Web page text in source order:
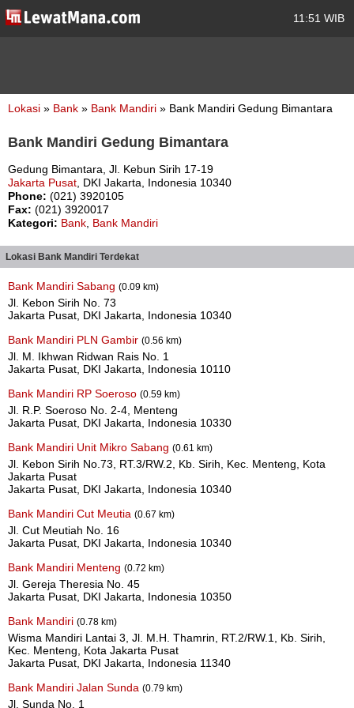
11:51 WIB
Lokasi » Bank » Bank Mandiri » Bank Mandiri Gedung Bimantara
Bank Mandiri Gedung Bimantara
Gedung Bimantara, Jl. Kebun Sirih 17-19
Jakarta Pusat , DKI Jakarta, Indonesia 10340
Phone: (021) 3920105
Fax: (021) 3920017
Kategori: Bank Bank Mandiri
Lokasi Bank Mandiri Terdekat
Bank Mandiri Sabang (0.09 km)
Jl. Kebon Sirih No. 73
Jakarta Pusat, DKI Jakarta, Indonesia 10340
Bank Mandiri PLN Gambir (0.56 km)
Jl. M. Ikhwan Ridwan Rais No. 1
Jakarta Pusat, DKI Jakarta, Indonesia 10110
Bank Mandiri RP Soeroso (0.59 km)
Jl. R.P. Soeroso No. 2-4, Menteng
Jakarta Pusat, DKI Jakarta, Indonesia 10330
Bank Mandiri Unit Mikro Sabang (0.61 km)
Jl. Kebon Sirih No.73, RT.3/RW.2, Kb. Sirih, Kec. Menteng, Kota
Jakarta Pusat
Jakarta Pusat, DKI Jakarta, Indonesia 10340
Bank Mandiri Cut Meutia (0.67 km)
Jl. Cut Meutiah No. 16
Jakarta Pusat, DKI Jakarta, Indonesia 10340
Bank Mandiri Menteng (0.72 km)
Jl. Gereja Theresia No. 45
Jakarta Pusat, DKI Jakarta, Indonesia 10350
Bank Mandiri (0.78 km)
Wisma Mandiri Lantai 3, Jl. M.H. Thamrin, RT.2/RW.1, Kb. Sirih,
Kec. Menteng, Kota Jakarta Pusat
Jakarta Pusat, DKI Jakarta, Indonesia 11340
Bank Mandiri Jalan Sunda (0.79 km)
Jl. Sunda No. 1